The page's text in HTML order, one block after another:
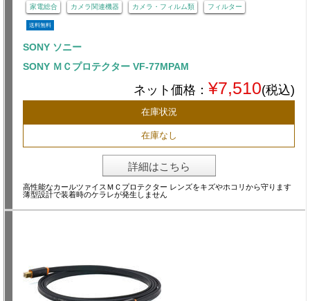
家電総合 カメラ関連機器 カメラ・フィルム類 フィルター
送料無料
SONY ソニー
SONY ＭＣプロテクター VF-77MPAM
ネット価格： ¥7,510(税込)
在庫状況
在庫なし
詳細はこちら
高性能なカールツァイスＭＣプロテクター レンズをキズやホコリから守ります
薄型設計で装着時のケラレが発生しません